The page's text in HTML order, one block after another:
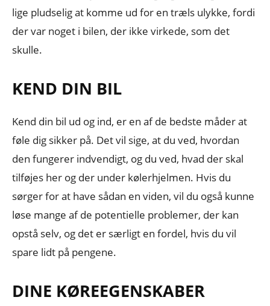
lige pludselig at komme ud for en træls ulykke, fordi
der var noget i bilen, der ikke virkede, som det
skulle.
KEND DIN BIL
Kend din bil ud og ind, er en af de bedste måder at
føle dig sikker på. Det vil sige, at du ved, hvordan
den fungerer indvendigt, og du ved, hvad der skal
tilføjes her og der under kølerhjelmen. Hvis du
sørger for at have sådan en viden, vil du også kunne
løse mange af de potentielle problemer, der kan
opstå selv, og det er særligt en fordel, hvis du vil
spare lidt på pengene.
DINE KØREEGENSKABER